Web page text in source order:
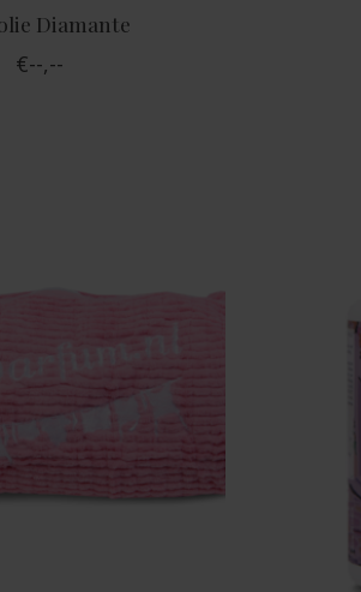
Diamante
€--,--